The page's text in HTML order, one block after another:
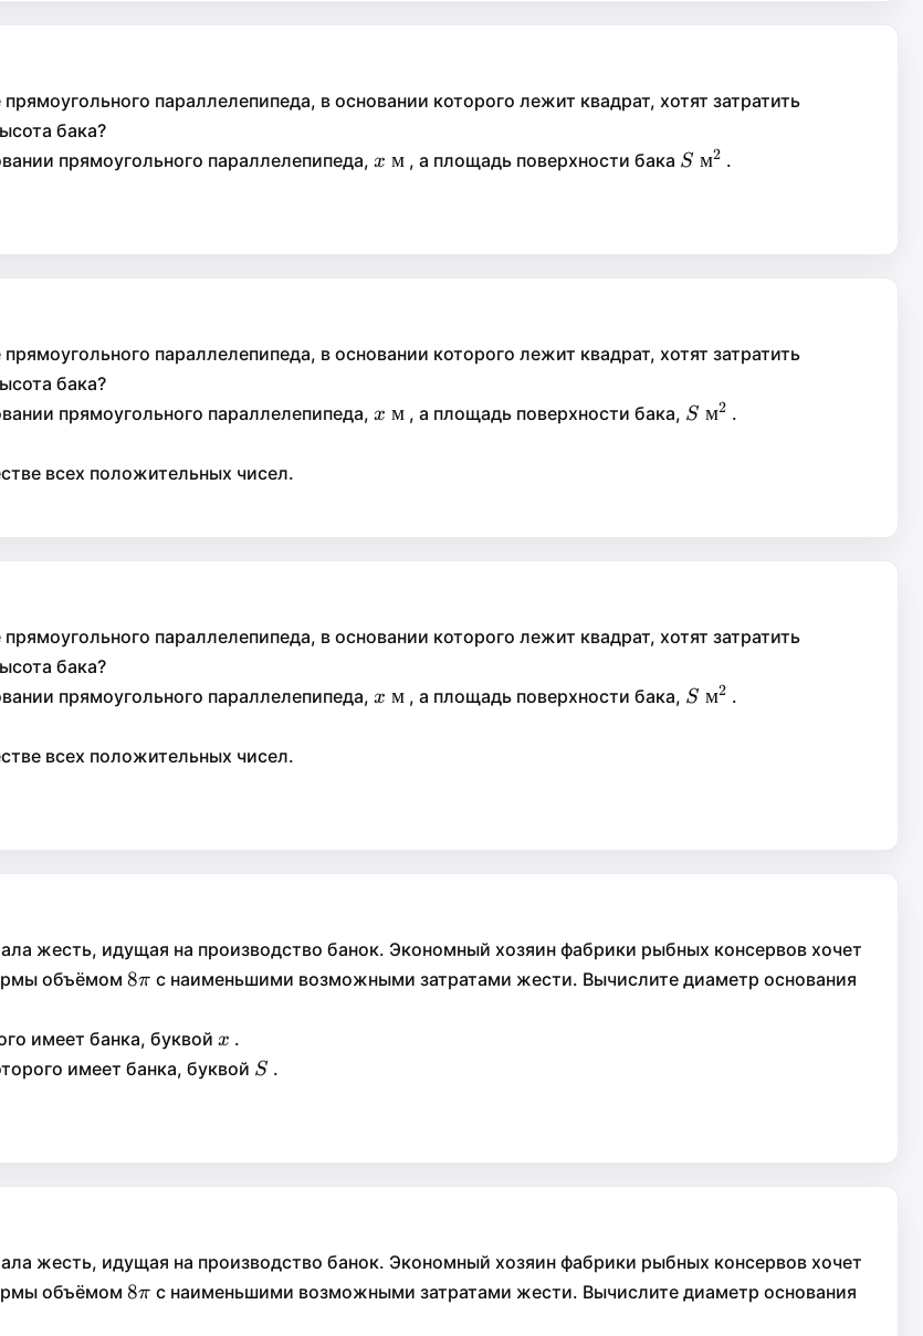
параллелепипеда, в основании которого лежит квадрат, хотят затратить
бака?
прямоугольного параллелепипеда, x\text{
x м
x м , а площадь поверхности бака S\text{
S м2
S м2 .
параллелепипеда, в основании которого лежит квадрат, хотят затратить
бака?
прямоугольного параллелепипеда, x\text{
x м
x м , а площадь поверхности бака, S\text{
S м2
S м2 .
всех положительных чисел.
параллелепипеда, в основании которого лежит квадрат, хотят затратить
бака?
прямоугольного параллелепипеда, x\text{
x м
x м , а площадь поверхности бака, S\text{
S м2
S м2 .
всех положительных чисел.
жесть, идущая на производство банок. Экономный хозяин фабрики рыбных консервов хочет
объёмом 8\pi
8π
8π с наименьшими возможными затратами жести. Вычислите диаметр основания
имеет банка, буквой x
x
x .
имеет банка, буквой S
S
S .
жесть, идущая на производство банок. Экономный хозяин фабрики рыбных консервов хочет
объёмом 8\pi
8π
8π с наименьшими возможными затратами жести. Вычислите диаметр основания